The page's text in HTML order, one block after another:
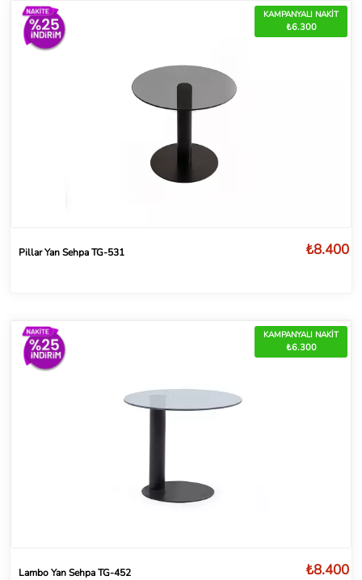
KAMPANYALI NAKİT
₺6.300
Pillar Yan Sehpa TG-531 ₺8.400
KAMPANYALI NAKİT
₺6.300
Lambo Yan Sehpa TG-452 ₺8.400